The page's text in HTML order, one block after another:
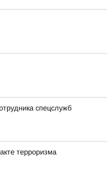
спецслужб
терроризма